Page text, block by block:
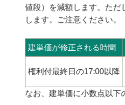
値段）を減額します。ただ
します。ご注意ください。
建単価が修正される時間
権利付最終日の17:00以降
なお、建単価に小数点以下